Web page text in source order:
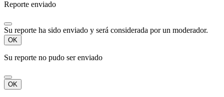
Reporte enviado
Su reporte ha sido enviado y será considerada por un moderador.
OK
Su reporte no pudo ser enviado
OK